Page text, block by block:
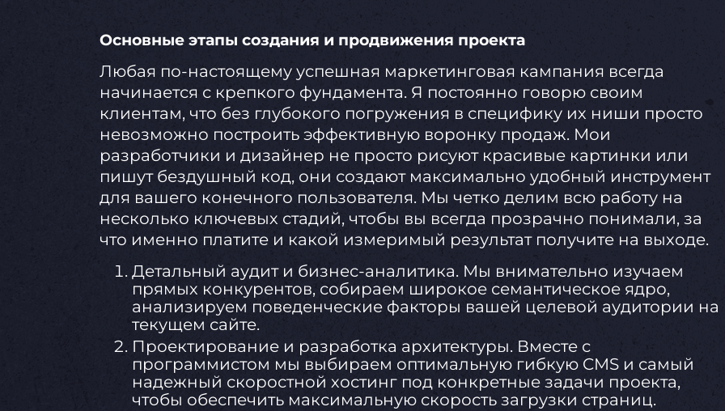
Основные этапы создания и продвижения проекта
Любая по-настоящему успешная маркетинговая кампания всегда
начинается с крепкого фундамента. Я постоянно говорю своим
клиентам, что без глубокого погружения в специфику их ниши просто
невозможно построить эффективную воронку продаж. Мои
разработчики и дизайнер не просто рисуют красивые картинки или
пишут бездушный код, они создают максимально удобный инструмент
для вашего конечного пользователя. Мы четко делим всю работу на
несколько ключевых стадий, чтобы вы всегда прозрачно понимали, за
что именно платите и какой измеримый результат получите на выходе.
Детальный аудит и бизнес-аналитика. Мы внимательно изучаем
прямых конкурентов, собираем широкое семантическое ядро,
анализируем поведенческие факторы вашей целевой аудитории на
текущем сайте.
Проектирование и разработка архитектуры. Вместе с
программистом мы выбираем оптимальную гибкую CMS и самый
надежный скоростной хостинг под конкретные задачи проекта,
чтобы обеспечить максимальную скорость загрузки страниц.